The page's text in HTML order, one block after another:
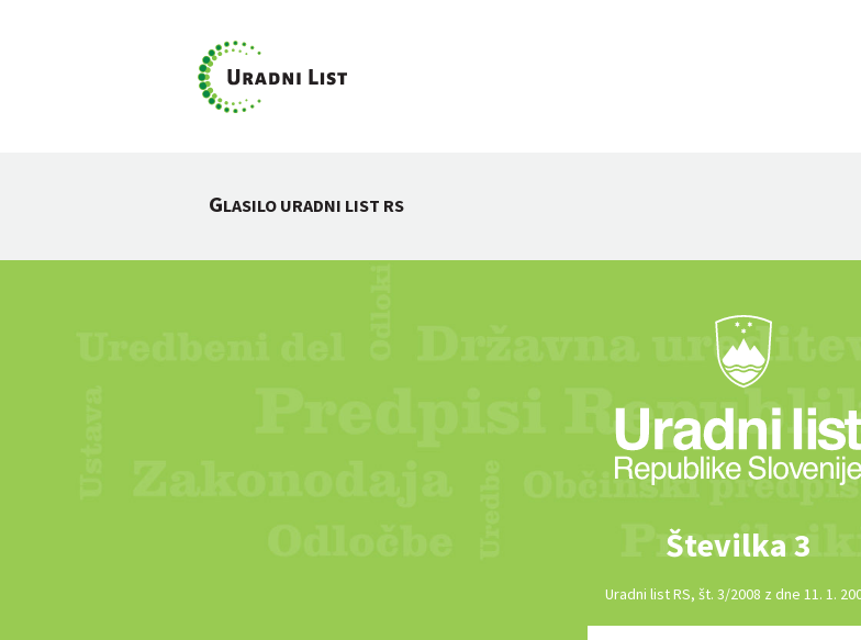
GLASILO URADNI LIST RS
Številka 3
Uradni list RS, št. 3/2008 z dne 11. 1.